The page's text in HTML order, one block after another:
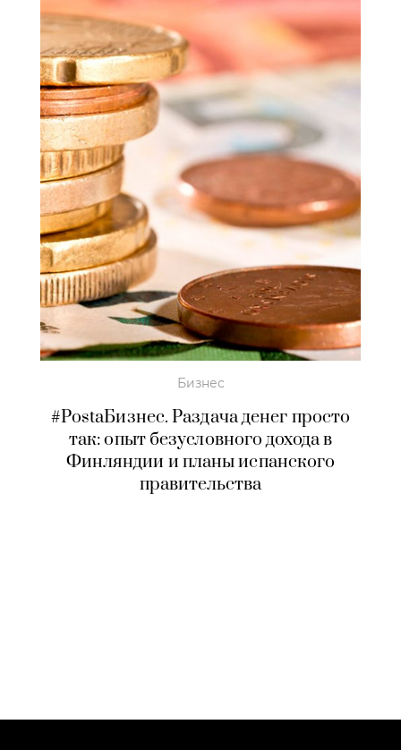
Бизнес
#PostaБизнес. Раздача денег просто
так: опыт безусловного дохода в
Финляндии и планы испанского
правительства